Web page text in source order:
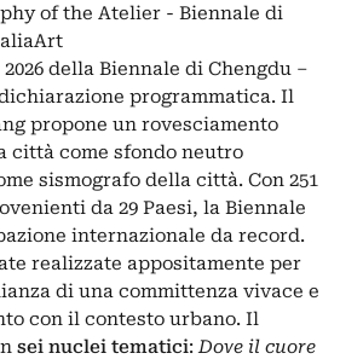
of the Atelier - Biennale di
della Biennale di Chengdu –
programmatica. Il
propone un rovesciamento
città come sfondo neutro
sismografo della città. Con 251
da 29 Paesi, la Biennale
internazionale da record.
realizzate appositamente per
di una committenza vivace e
con il contesto urbano. Il
sei nuclei tematici:Dove il cuore